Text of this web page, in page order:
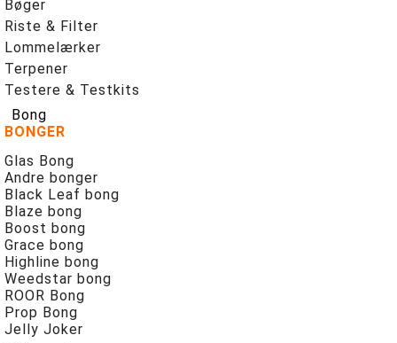
Bøger
Riste & Filter
Lommelærker
Terpener
Testere & Testkits
Bong
BONGER
Glas Bong
Andre bonger
Black Leaf bong
Blaze bong
Boost bong
Grace bong
Highline bong
Weedstar bong
ROOR Bong
Prop Bong
Jelly Joker